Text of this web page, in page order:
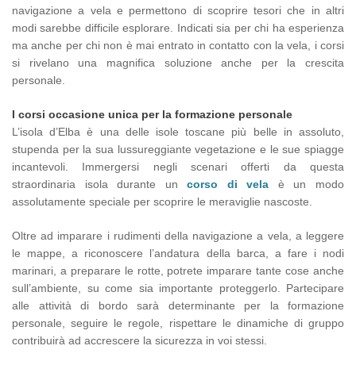
navigazione a vela e permettono di scoprire tesori che in altri
modi sarebbe difficile esplorare. Indicati sia per chi ha esperienza
ma anche per chi non è mai entrato in contatto con la vela, i corsi
si rivelano una magnifica soluzione anche per la crescita
personale.
I corsi occasione unica per la formazione personale
L’isola d’Elba è una delle isole toscane più belle in assoluto,
stupenda per la sua lussureggiante vegetazione e le sue spiagge
incantevoli. Immergersi negli scenari offerti da questa
straordinaria isola durante uncorso di vela è un modo
assolutamente speciale per scoprire le meraviglie nascoste.
Oltre ad imparare i rudimenti della navigazione a vela, a leggere
le mappe, a riconoscere l’andatura della barca, a fare i nodi
marinari, a preparare le rotte, potrete imparare tante cose anche
sull’ambiente, su come sia importante proteggerlo. Partecipare
alle attività di bordo sarà determinante per la formazione
personale, seguire le regole, rispettare le dinamiche di gruppo
contribuirà ad accrescere la sicurezza in voi stessi.